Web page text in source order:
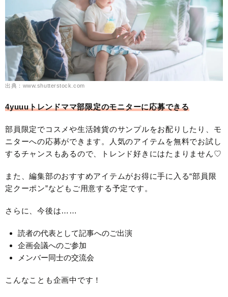
出典：www.shutterstock.com
4yuuuトレンドママ部限定のモニターに応募できる
部員限定でコスメや生活雑貨のサンプルをお配りしたり、モ
ニターへの応募ができます。人気のアイテムを無料でお試し
するチャンスもあるので、トレンド好きにはたまりません♡
また、編集部のおすすめアイテムがお得に手に入る“部員限
定クーポン”などもご用意する予定です。
さらに、今後は……
読者の代表として記事へのご出演
企画会議へのご参加
メンバー同士の交流会
こんなことも企画中です！